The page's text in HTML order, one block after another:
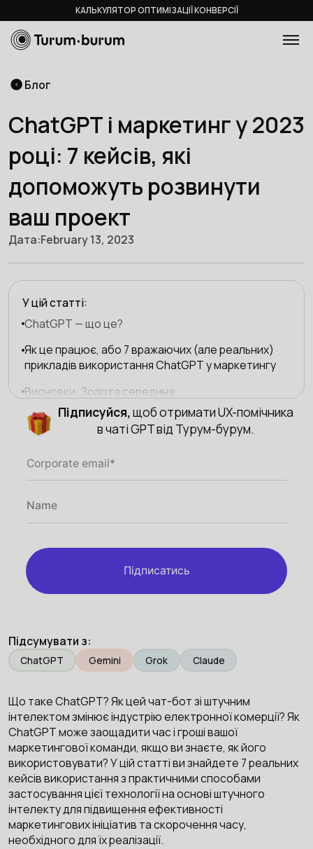
КАЛЬКУЛЯТОР ОПТИМІЗАЦІЇ КОНВЕРСІЇ
Блог
ChatGPT і маркетинг у 2023
році: 7 кейсів, які
допоможуть розвинути
ваш проект
Дата:February 13, 2023
Підсумувати з:
ChatGPT Gemini Grok Claude
Що таке ChatGPT? Як цей чат-бот зі штучним
інтелектом змінює індустрію електронної комерції? Як
ChatGPT може заощадити час і гроші вашої
маркетингової команди, якщо ви знаєте, як його
використовувати? У цій статті ви знайдете 7 реальних
кейсів використання з практичними способами
застосування цієї технології на основі штучного
інтелекту для підвищення ефективності
маркетингових ініціатив та скорочення часу,
необхідного для їх реалізації.
У цій статті:
ChatGPT — що це?
Як це працює, або 7 вражаючих (але реальних)
прикладів використання ChatGPT у маркетингу
Висновки: Золота середина
Підписуйся,щоб отримати UX-помічника
в чаті GPT від Турум-бурум.
Підписатись